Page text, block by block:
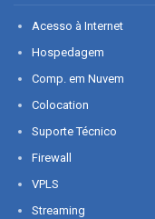
Acesso à Internet
Hospedagem
Comp. em Nuvem
Colocation
Suporte Técnico
Firewall
VPLS
Streaming